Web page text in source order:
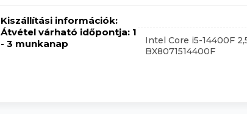
Kiszállítási információk:
Átvétel várható időpontja: 1
- 3 munkanap
Intel Core i5-14400F
BX8071514400F